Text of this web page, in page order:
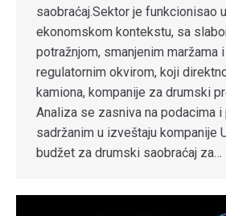
saobraćaj.Sektor je funkcionisao
ekonomskom kontekstu, sa
potražnjom, smanjenim maržama
regulatornim okvirom, koji
kamiona, kompanije za drumski
Analiza se zasniva na podacima i
sadržanim u izveštaju kompanije
budžet za drumski saobraćaj za…